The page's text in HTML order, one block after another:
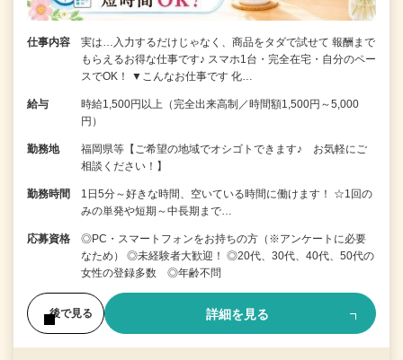
仕事内容
実は…入力するだけじゃなく、商品をタダで試せて 報酬まで
もらえるお得な仕事です♪ スマホ1台・完全在宅・自分のペー
スでOK！ ▼こんなお仕事です 化…
給与
時給1,500円以上（完全出来高制／時間額1,500円～5,000
円）
勤務地
福岡県等【ご希望の地域でオシゴトできます♪ お気軽にご
相談ください！】
勤務時間
1日5分～好きな時間、空いている時間に働けます！ ☆1回の
みの単発や短期～中長期まで…
応募資格
◎PC・スマートフォンをお持ちの方（※アンケートに必要
なため） ◎未経験者大歓迎！ ◎20代、30代、40代、50代の
女性の登録多数 ◎年齢不問
後で見る 詳細を見る